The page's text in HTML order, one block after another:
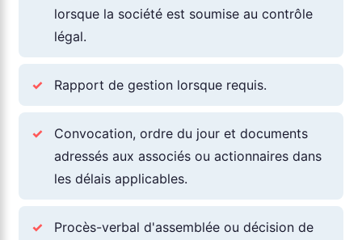
lorsque la société est soumise au contrôle
légal.
✓ Rapport de gestion lorsque requis.
✓
Convocation, ordre du jour et documents
adressés aux associés ou actionnaires dans
les délais applicables.
✓
Procès-verbal d'assemblée ou décision de